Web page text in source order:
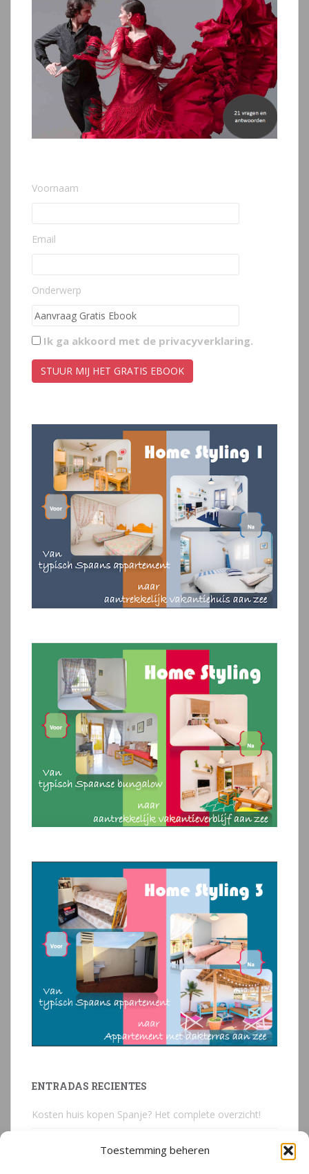
Toestemming beheren
Voornaam
Email
Onderwerp
Ik ga akkoord met de privacyverklaring.
ENTRADAS RECIENTES
Kosten huis kopen Spanje? Het complete overzicht!
juridische valkuilen